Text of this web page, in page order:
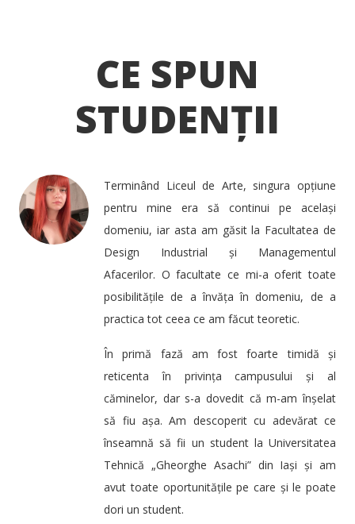
CE SPUN
STUDENȚII
Terminând Liceul de Arte, singura opțiune
pentru mine era să continui pe același
domeniu, iar asta am găsit la Facultatea de
Design Industrial și Managementul
Afacerilor. O facultate ce mi-a oferit toate
posibilitățile de a învăța în domeniu, de a
practica tot ceea ce am făcut teoretic.
În primă fază am fost foarte timidă și
reticenta în privința campusului și al
căminelor, dar s-a dovedit că m-am înșelat
să fiu așa. Am descoperit cu adevărat ce
înseamnă să fii un student la Universitatea
Tehnică „Gheorghe Asachi” din Iași și am
avut toate oportunitățile pe care și le poate
dori un student.